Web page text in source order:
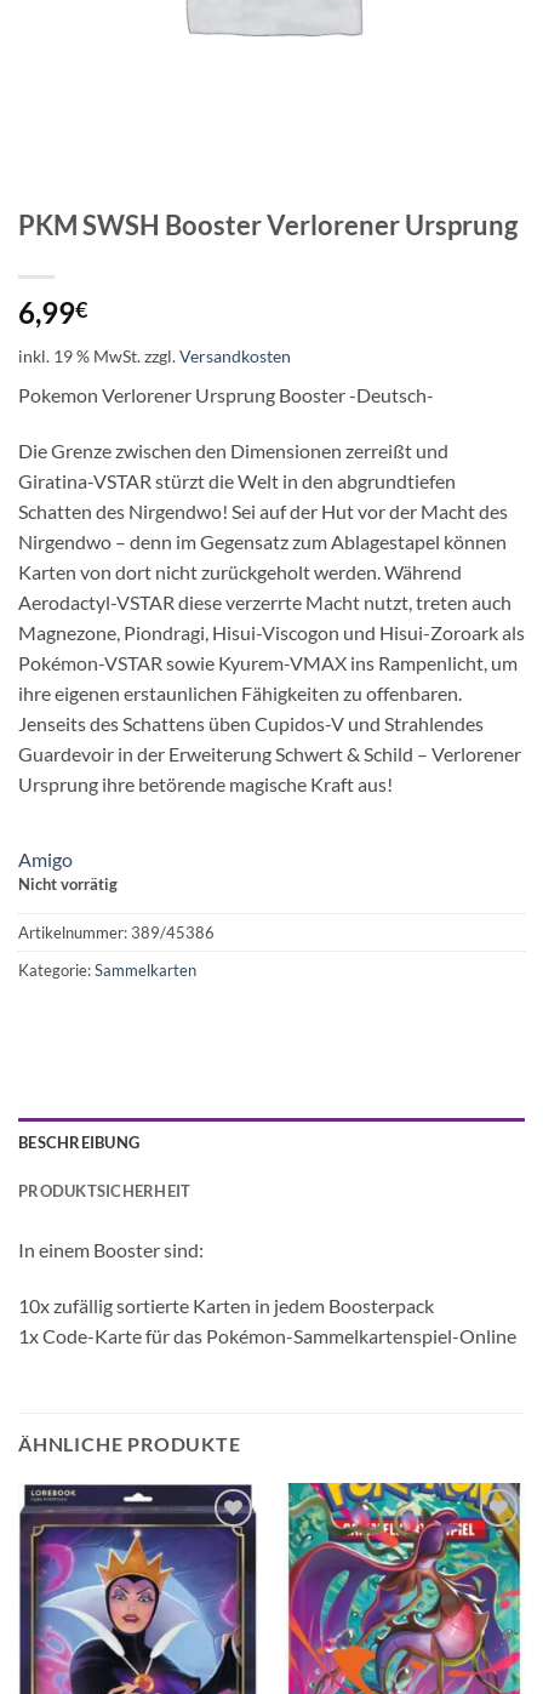
PKM SWSH Booster Verlorener Ursprung
6,99€
inkl. 19 % MwSt.zzgl.Versandkosten
Pokemon Verlorener Ursprung Booster -Deutsch-
Die Grenze zwischen den Dimensionen zerreißt und
Giratina-VSTAR stürzt die Welt in den abgrundtiefen
Schatten des Nirgendwo! Sei auf der Hut vor der Macht des
Nirgendwo – denn im Gegensatz zum Ablagestapel können
Karten von dort nicht zurückgeholt werden. Während
Aerodactyl-VSTAR diese verzerrte Macht nutzt, treten auch
Magnezone, Piondragi, Hisui-Viscogon und Hisui-Zoroark als
Pokémon-VSTAR sowie Kyurem-VMAX ins Rampenlicht, um
ihre eigenen erstaunlichen Fähigkeiten zu offenbaren.
Jenseits des Schattens üben Cupidos-V und Strahlendes
Guardevoir in der Erweiterung Schwert & Schild – Verlorener
Ursprung ihre betörende magische Kraft aus!
Amigo
Nicht vorrätig
Artikelnummer:389/45386
Kategorie:Sammelkarten
BESCHREIBUNG
PRODUKTSICHERHEIT
In einem Booster sind:
10x zufällig sortierte Karten in jedem Boosterpack
1x Code-Karte für das Pokémon-Sammelkartenspiel-Online
ÄHNLICHE PRODUKTE
Auf die
Wunschliste